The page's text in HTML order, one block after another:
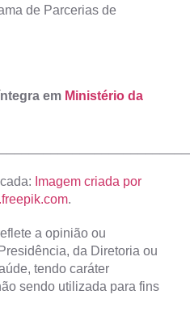
de Parcerias de
em Ministério da
Imagem criada por
.
a opinião ou
da Diretoria ou
tendo caráter
sendo utilizada para fins